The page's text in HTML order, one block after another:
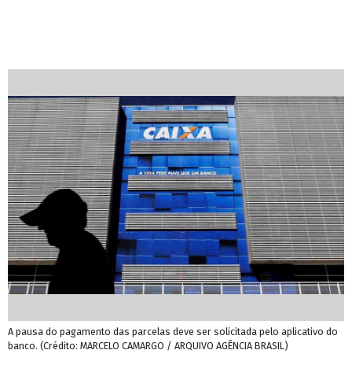
A pausa do pagamento das parcelas deve ser solicitada pelo aplicativo do
banco. (Crédito: MARCELO CAMARGO / ARQUIVO AGÊNCIA BRASIL)